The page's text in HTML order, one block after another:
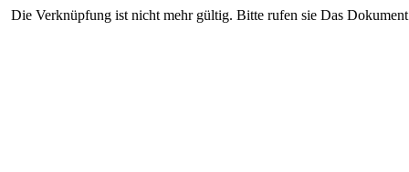
Die Verknüpfung ist nicht mehr gültig. Bitte rufen sie Das Dokument